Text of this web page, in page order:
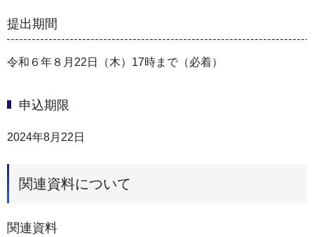
提出期間
令和６年８月22日（木）17時まで（必着）
申込期限
2024年8月22日
関連資料について
関連資料